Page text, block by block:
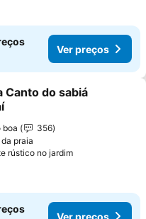
Ver preços
aos favoritos
Canto do sabiá
boa
356
praia
rústico no jardim
Ver preços